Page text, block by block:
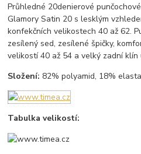
Průhledné 20denierové
Glamory Satin 20 s lesklým
konfekčních velikostech 40 až 62.
zesílený sed, zesílené špičky,
velikostí 40 až 54 a velký zadní klín
Složení: 82% polyamid, 18%
Tabulka velikostí: